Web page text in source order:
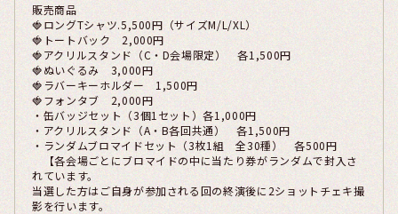
販売商品
🍓ロングTシャツ.5,500円（サイズM/L/XL）
🍓トートバック 2,000円
🍓アクリルスタンド（C・D会場限定） 各1,500円
🍓ぬいぐるみ 3,000円
🍓ラバーキーホルダー 1,500円
🍓フォンタブ 2,000円
・缶バッジセット（3個1セット）各1,000円
・アクリルスタンド（A・B各回共通） 各1,500円
・ランダムブロマイドセット（3枚1組 全30種） 各500円
【各会場ごとにブロマイドの中に当たり券がランダムで封入さ
れています。
当選した方はご自身が参加される回の終演後に2ショットチェキ撮
影を行います。